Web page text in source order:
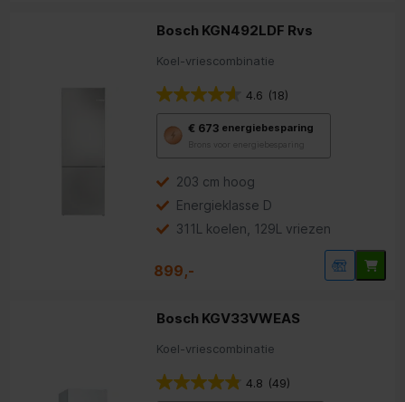
Bosch KGN492LDF Rvs
Koel-vriescombinatie
4.6 (18)
€ 673 energiebesparing
Brons voor energiebesparing
deze
Youreko’s
voor
energiebesparing.
203 cm hoog
Energieklasse D
311L koelen, 129L vriezen
899,-
Bosch KGV33VWEAS
Koel-vriescombinatie
4.8 (49)